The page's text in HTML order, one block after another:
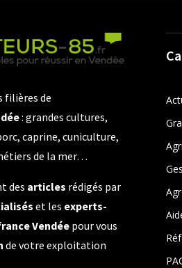
filières de
: grandes cultures,
caprine, cuniculture,
de la mer…
des articles rédigés par
et les experts-
Vendée pour vous
de votre exploitation